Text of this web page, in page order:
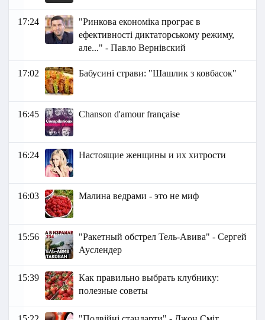
17:24
"Ринкова економіка програє в
ефективності диктаторському режиму,
але..." - Павло Вернівский
17:02 Бабусині страви: "Шашлик з ковбасок"
16:45 Chanson d'amour française
16:24 Настоящие женщины и их хитрости
16:03 Малина ведрами - это не миф
15:56
"Ракетный обстрел Тель-Авива" - Сергей
Ауслендер
15:39
Как правильно выбрать клубнику:
полезные советы